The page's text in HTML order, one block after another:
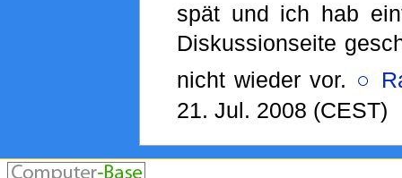
spät und ich hab
Diskussionseite
nicht wieder vor. ○
21. Jul. 2008 (CEST)